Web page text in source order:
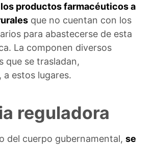
productos farmacéuticos a
que no cuentan con los
para abastecerse de esta
La componen diversos
que se trasladan,
a estos lugares.
reguladora
del cuerpo gubernamental, se